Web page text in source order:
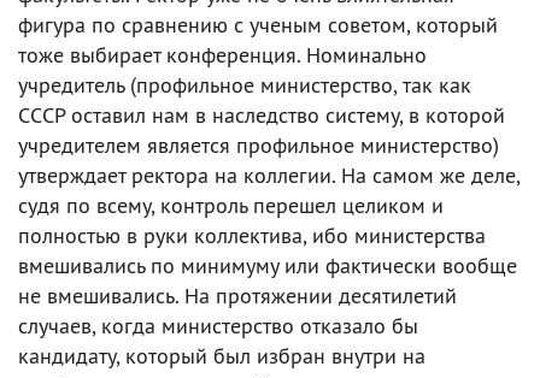
фигура по сравнению с ученым советом, который
тоже выбирает конференция. Номинально
учредитель (профильное министерство, так как
СССР оставил нам в наследство систему, в которой
учредителем является профильное министерство)
утверждает ректора на коллегии. На самом же деле,
судя по всему, контроль перешел целиком и
полностью в руки коллектива, ибо министерства
вмешивались по минимуму или фактически вообще
не вмешивались. На протяжении десятилетий
случаев, когда министерство отказало бы
кандидату, который был избран внутри на